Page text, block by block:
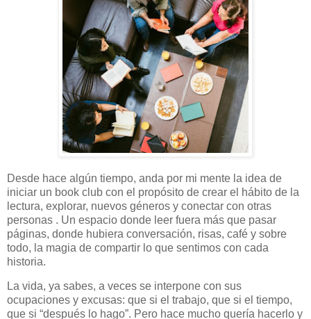
Desde hace algún tiempo, anda por mi mente la idea de
iniciar un book club con el propósito de crear el hábito de la
lectura, explorar, nuevos géneros y conectar con otras
personas . Un espacio donde leer fuera más que pasar
páginas, donde hubiera conversación, risas, café y sobre
todo, la magia de compartir lo que sentimos con cada
historia.
La vida, ya sabes, a veces se interpone con sus
ocupaciones y excusas: que si el trabajo, que si el tiempo,
que si “después lo hago”. Pero hace mucho quería hacerlo y